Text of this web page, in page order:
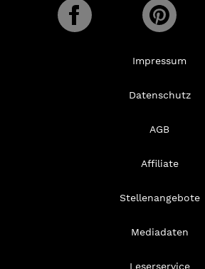
Impressum
Datenschutz
AGB
Affiliate
Stellenangebote
Mediadaten
Leserservice